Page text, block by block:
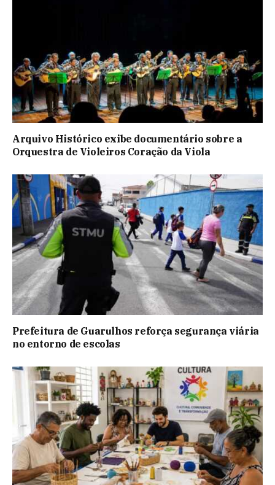
Arquivo Histórico exibe documentário sobre a
Orquestra de Violeiros Coração da Viola
Prefeitura de Guarulhos reforça segurança viária
no entorno de escolas